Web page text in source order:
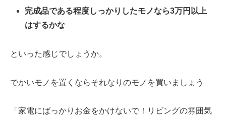
完成品である程度しっかりしたモノなら3万円以上
はするかな
といった感じでしょうか。
でかいモノを置くならそれなりのモノを買いましょう
「家電にばっかりお金をかけないで！リビングの雰囲気